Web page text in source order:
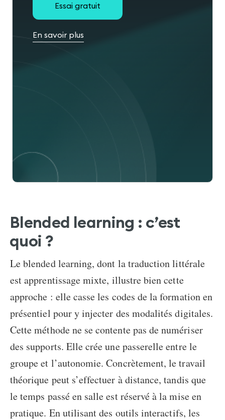
Essai gratuit
En savoir plus
Blended learning : c’est
quoi ?
Leblended learning, dont la traductionlittérale
estapprentissage mixte, illustre bien cette
approche : elle casse les codes de la formation en
présentiel pour y injecter des modalités digitales.
Cette méthode ne se contente pas de numériser
des supports. Elle crée une passerelle entre le
groupe et l’autonomie. Concrètement, le travail
théorique peut s’effectuer à distance, tandis que
le temps passé en salle est réservé à la mise en
pratique. En utilisant des outils interactifs, les